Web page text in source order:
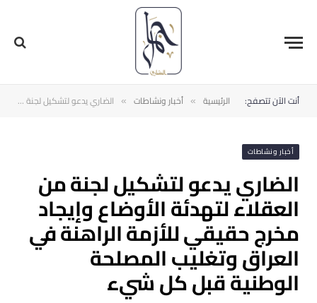
أنت الآن تتصفح: الرئيسية » أخبار ونشاطات » الضاري يدعو لتشكيل لجنة من العقلاء لتهدئة الأوضاع وإيجاد مخرج حقيقي للأزمة الراهنة في ‫العراق وتغليب المصلحة الوطنية قبل كل شيء
أخبار ونشاطات
الضاري يدعو لتشكيل لجنة من
العقلاء لتهدئة الأوضاع وإيجاد
مخرج حقيقي للأزمة الراهنة في
‫العراق وتغليب المصلحة
الوطنية قبل كل شيء